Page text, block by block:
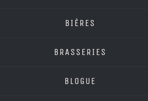
BIÈRES
BRASSERIES
BLOGUE